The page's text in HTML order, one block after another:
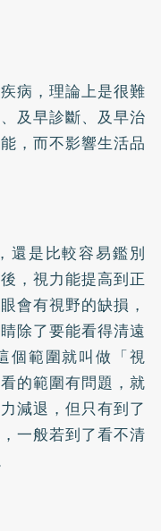
病，理論上是很難
及早診斷、及早治
，而不影響生活品
還是比較容易鑑別
，視力能提高到正
會有視野的缺損，
除了要能看得清遠
個範圍就叫做「視
的範圍有問題，就
減退，但只有到了
一般若到了看不清